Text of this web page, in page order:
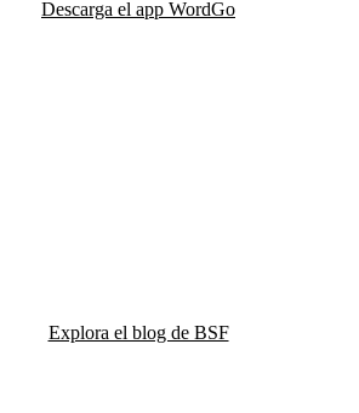
Descarga el app WordGo
Explora el blog de BSF